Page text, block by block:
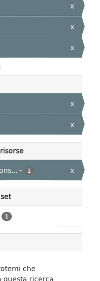
x
x
x
x
x
- 1 x
1
che
questa ricerca